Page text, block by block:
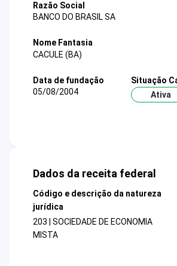
Razão Social
BANCO DO BRASIL SA
Nome Fantasia
CACULE (BA)
Data de fundação
05/08/2004
Situação
Ativa
Dados da receita federal
Código e descrição da natureza
jurídica
203 | SOCIEDADE DE ECONOMIA
MISTA